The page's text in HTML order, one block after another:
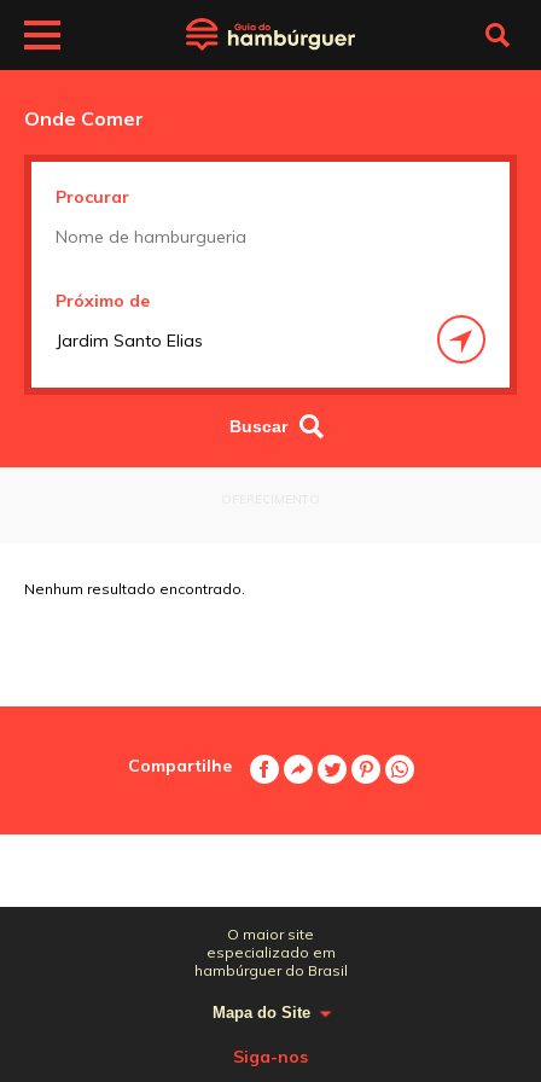
Onde Comer
Procurar
Próximo de
Nenhum resultado encontrado.
Compartilhe
O maior site
especializado em
hambúrguer do Brasil
Mapa do Site
Siga-nos